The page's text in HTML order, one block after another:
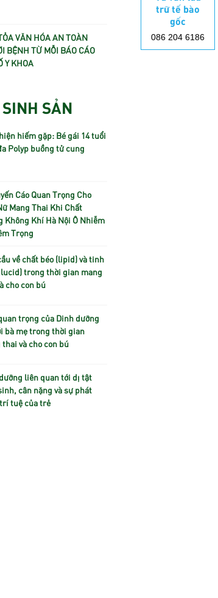
VĂN HÓA AN TOÀN
BỆNH TỪ MỖI BÁO CÁO
Y KHOA
SẢN
hiếm gặp: Bé gái 14 tuổi
Polyp buồng tử cung
Cáo Quan Trọng Cho
Mang Thai Khi Chất
Không Khí Hà Nội Ô Nhiễm
Trọng
về chất béo (lipid) và tinh
trong thời gian mang
cho con bú
trọng của Dinh dưỡng
bà mẹ trong thời gian
thai và cho con bú
liên quan tới dị tật
cân nặng và sự phát
tuệ của trẻ
trữ tế bào
gốc
086 204 6186